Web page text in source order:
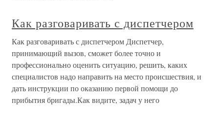
Как разговаривать с диспетчером
Как разговаривать с диспетчером Диспетчер,
принимающий вызов, сможет более точно и
профессионально оценить ситуацию, решить, каких
специалистов надо направить на место происшествия, и
дать инструкции по оказанию первой помощи до
прибытия бригады.Как видите, задач у него